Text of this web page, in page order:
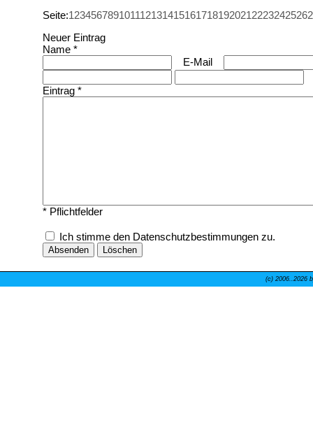
Seite:1234567891011121314151617181920212223242526
Neuer Eintrag
Name *
E-Mail
Eintrag *
* Pflichtfelder
Ich stimme den Datenschutzbestimmungen zu.
(c) 2006..2026